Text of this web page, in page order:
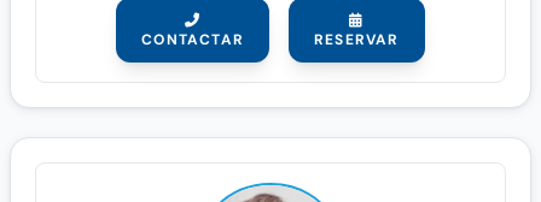
CONTACTAR RESERVAR